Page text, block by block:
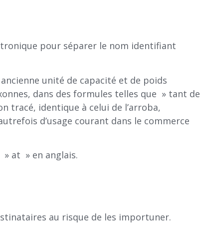
pour séparer le nom identifiant
unité de capacité et de poids
dans des formules telles que » tant de
tracé, identique à celui de l’arroba,
d’usage courant dans le commerce
» at » en anglais.
au risque de les importuner.